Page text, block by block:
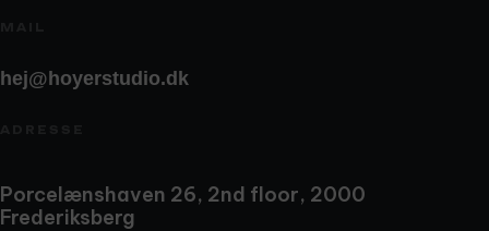
hej@hoyerstudio.dk
Porcelænshaven 26, 2nd floor, 2000
Frederiksberg